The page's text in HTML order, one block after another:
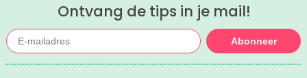
Ontvang de tips in je mail!
Abonneer